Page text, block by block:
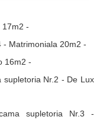
17m2 -
- Matrimoniala 20m2 -
16m2 -
supletoria Nr.2 - De Lux
supletoria Nr.3 -